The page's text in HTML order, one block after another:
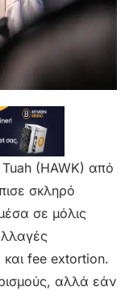
(HAWK) από
σκληρό
σε μόλις
και fee extortion.
αλλά εάν